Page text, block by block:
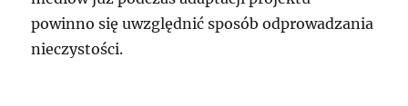
powinno się uwzględnić sposób odprowadzania
nieczystości.